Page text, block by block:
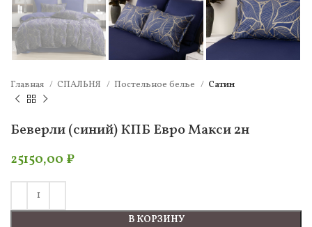
Главная СПАЛЬНЯ Постельное белье Сатин
Беверли (синий) КПБ Евро Макси 2н
25150,00 ₽
В КОРЗИНУ